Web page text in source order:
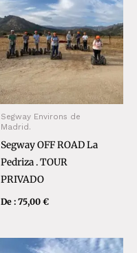
Segway Environs de
Madrid.
Segway OFF ROAD La
Pedriza . TOUR
PRIVADO
De :75,00€